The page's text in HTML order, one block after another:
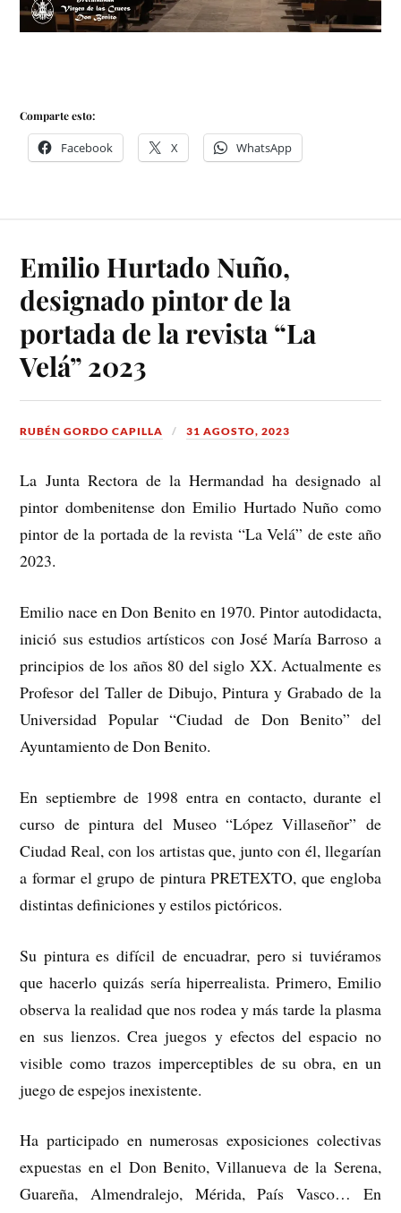
Comparte esto:
Facebook X WhatsApp
Emilio Hurtado Nuño,
designado pintor de la
portada de la revista “La
Velá” 2023
RUBÉN GORDO CAPILLA 31 AGOSTO, 2023
La Junta Rectora de la Hermandad ha designado al
pintor dombenitense don Emilio Hurtado Nuño como
pintor de la portada de la revista “La Velá” de este año
2023.
Emilio nace en Don Benito en 1970. Pintor autodidacta,
inició sus estudios artísticos con José María Barroso a
principios de los años 80 del siglo XX. Actualmente es
Profesor del Taller de Dibujo, Pintura y Grabado de la
Universidad Popular “Ciudad de Don Benito” del
Ayuntamiento de Don Benito.
En septiembre de 1998 entra en contacto, durante el
curso de pintura del Museo “López Villaseñor” de
Ciudad Real, con los artistas que, junto con él, llegarían
a formar el grupo de pintura PRETEXTO, que engloba
distintas definiciones y estilos pictóricos.
Su pintura es difícil de encuadrar, pero si tuviéramos
que hacerlo quizás sería hiperrealista. Primero, Emilio
observa la realidad que nos rodea y más tarde la plasma
en sus lienzos. Crea juegos y efectos del espacio no
visible como trazos imperceptibles de su obra, en un
juego de espejos inexistente.
Ha participado en numerosas exposiciones colectivas
expuestas en el Don Benito, Villanueva de la Serena,
Guareña, Almendralejo, Mérida, País Vasco… En